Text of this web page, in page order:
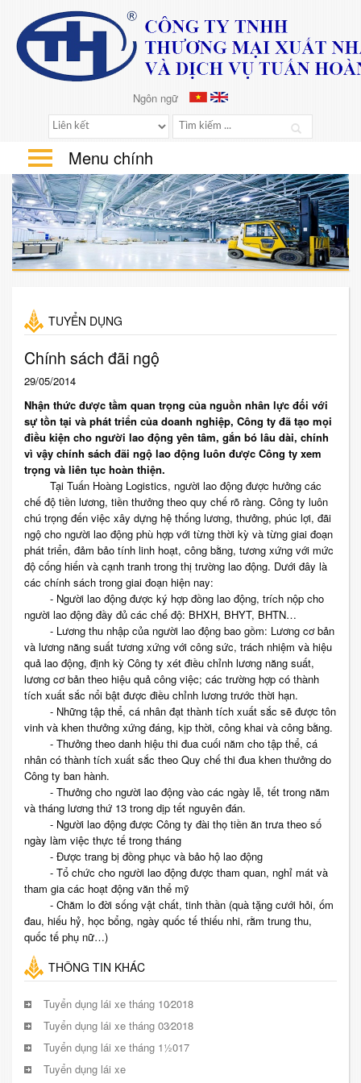
Ngôn ngữ Vietnamese
Menu chính
TUYỂN DỤNG
Chính sách đãi ngộ
29/05/2014
Nhận thức được tầm quan trọng của nguồn nhân lực đối với
sự tồn tại và phát triển của doanh nghiệp, Công ty đã tạo mọi
điều kiện cho người lao động yên tâm, gắn bó lâu dài, chính
vì vậy chính sách đãi ngộ lao động luôn được Công ty xem
trọng và liên tục hoàn thiện.
Tại Tuấn Hoàng Logistics, người lao động được hưởng các
chế độ tiền lương, tiền thưởng theo quy chế rõ ràng. Công ty luôn
chú trọng đến việc xây dựng hệ thống lương, thưởng, phúc lợi, đãi
ngộ cho người lao động phù hợp với từng thời kỳ và từng giai đoạn
phát triển, đảm bảo tính linh hoạt, công bằng, tương xứng với mức
độ cống hiến và cạnh tranh trong thị trường lao động. Dưới đây là
các chính sách trong giai đoạn hiện nay:
- Người lao động được ký hợp đồng lao động, trích nộp cho
người lao động đầy đủ các chế độ: BHXH, BHYT, BHTN…
- Lương thu nhập của người lao động bao gồm: Lương cơ bản
và lương năng suất tương xứng với công sức, trách nhiệm và hiệu
quả lao động, định kỳ Công ty xét điều chỉnh lương năng suất,
lương cơ bản theo hiệu quả công việc; các trường hợp có thành
tích xuất sắc nổi bật được điều chỉnh lương trước thời hạn.
- Những tập thể, cá nhân đạt thành tích xuất sắc sẽ được tôn
vinh và khen thưởng xứng đáng, kịp thời, công khai và công bằng.
- Thưởng theo danh hiệu thi đua cuối năm cho tập thể, cá
nhân có thành tích xuất sắc theo Quy chế thi đua khen thưởng do
Công ty ban hành.
- Thưởng cho người lao động vào các ngày lễ, tết trong năm
và tháng lương thứ 13 trong dịp tết nguyên đán.
- Người lao động được Công ty đài thọ tiền ăn trưa theo số
ngày làm việc thực tế trong tháng
- Được trang bị đồng phục và bảo hộ lao động
- Tổ chức cho người lao động được tham quan, nghỉ mát và
tham gia các hoạt động văn thể mỹ
- Chăm lo đời sống vật chất, tinh thần (quà tặng cưới hỏi, ốm
đau, hiếu hỷ, học bổng, ngày quốc tế thiếu nhi, rằm trung thu,
quốc tế phụ nữ…)
THÔNG TIN KHÁC
Tuyển dụng lái xe tháng 10⁄2018
Tuyển dụng lái xe tháng 03⁄2018
Tuyển dụng lái xe tháng 11⁄2017
Tuyển dụng lái xe